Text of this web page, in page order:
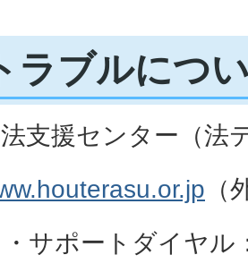
ラブルにつ
法支援センター（法
（
サポートダイヤル